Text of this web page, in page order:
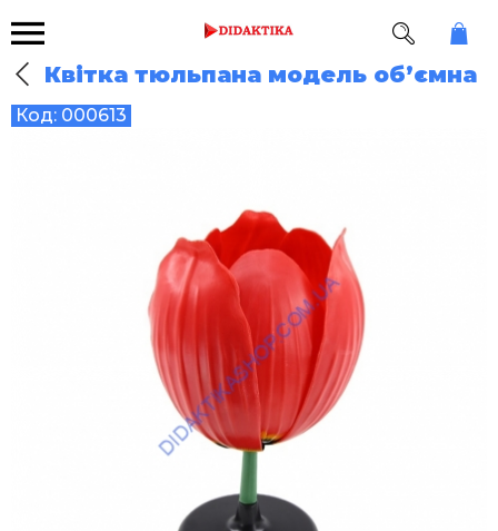
Квітка тюльпана модель об’ємна
Код: 000613